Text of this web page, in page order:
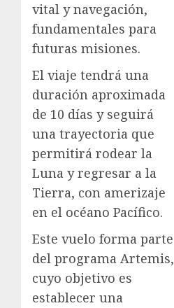
vital y navegación,
fundamentales para
futuras misiones.
El viaje tendrá una
duración aproximada
de 10 días y seguirá
una trayectoria que
permitirá rodear la
Luna y regresar a la
Tierra, con amerizaje
en el océano Pacífico.
Este vuelo forma parte
del programa Artemis,
cuyo objetivo es
establecer una